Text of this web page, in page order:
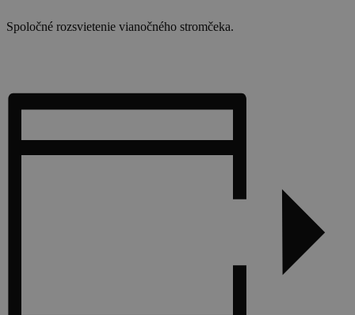
Spoločné rozsvietenie vianočného stromčeka.